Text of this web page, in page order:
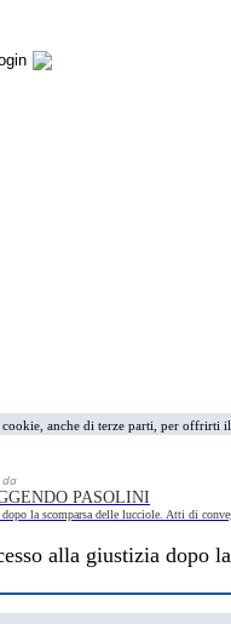
anche di terze parti, per
da
PASOLINI
la scomparsa delle lucciole. Atti di
alla giustizia dopo